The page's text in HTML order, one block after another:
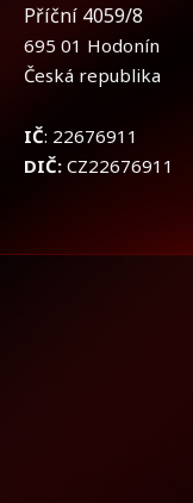
Příční 4059/8
695 01 Hodonín
Česká republika
IČ: 22676911
DIČ: CZ22676911